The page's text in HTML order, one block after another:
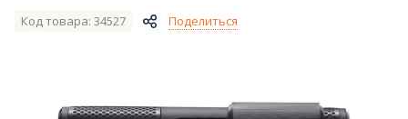
Код товара: 34527 Поделиться